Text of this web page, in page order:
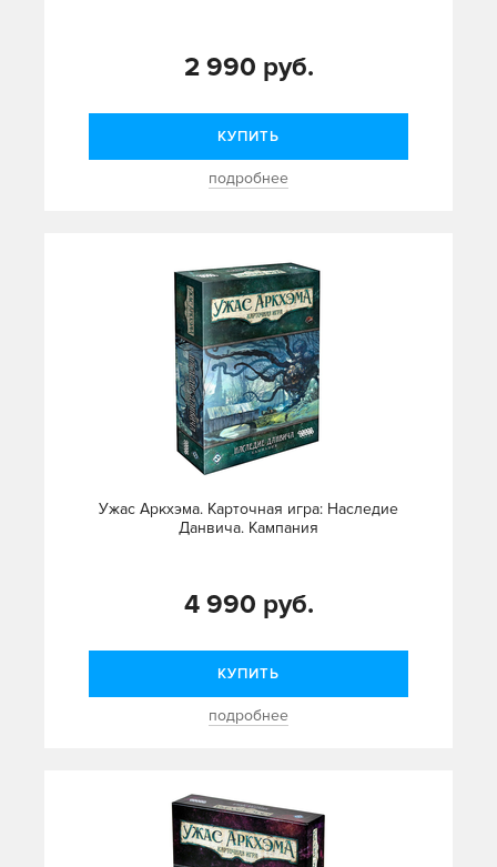
2 990 руб.
КУПИТЬ
подробнее
Ужас Аркхэма. Карточная игра: Наследие
Данвича. Кампания
4 990 руб.
КУПИТЬ
подробнее